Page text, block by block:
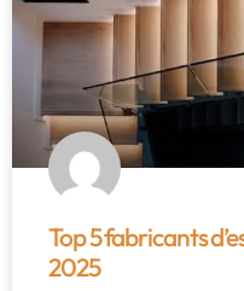
Top 5 fabricants
2025